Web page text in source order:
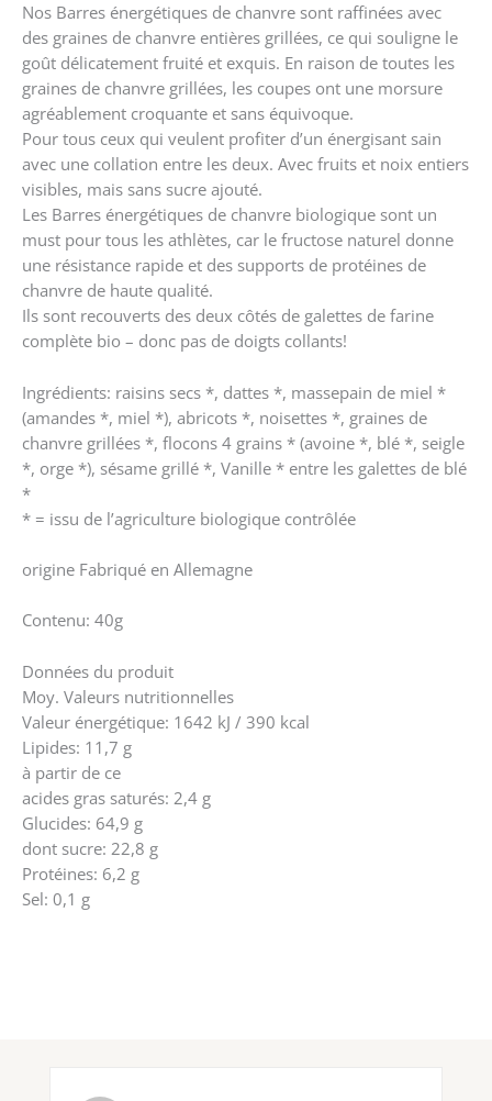
Nos Barres énergétiques de chanvre sont raffinées avec
des graines de chanvre entières grillées, ce qui souligne le
goût délicatement fruité et exquis. En raison de toutes les
graines de chanvre grillées, les coupes ont une morsure
agréablement croquante et sans équivoque.
Pour tous ceux qui veulent profiter d’un énergisant sain
avec une collation entre les deux. Avec fruits et noix entiers
visibles, mais sans sucre ajouté.
Les Barres énergétiques de chanvre biologique sont un
must pour tous les athlètes, car le fructose naturel donne
une résistance rapide et des supports de protéines de
chanvre de haute qualité.
Ils sont recouverts des deux côtés de galettes de farine
complète bio – donc pas de doigts collants!
Ingrédients: raisins secs *, dattes *, massepain de miel *
(amandes *, miel *), abricots *, noisettes *, graines de
chanvre grillées *, flocons 4 grains * (avoine *, blé *, seigle
*, orge *), sésame grillé *, Vanille * entre les galettes de blé
*
* = issu de l’agriculture biologique contrôlée
origine Fabriqué en Allemagne
Contenu: 40g
Données du produit
Moy. Valeurs nutritionnelles
Valeur énergétique: 1642 kJ / 390 kcal
Lipides: 11,7 g
à partir de ce
acides gras saturés: 2,4 g
Glucides: 64,9 g
dont sucre: 22,8 g
Protéines: 6,2 g
Sel: 0,1 g